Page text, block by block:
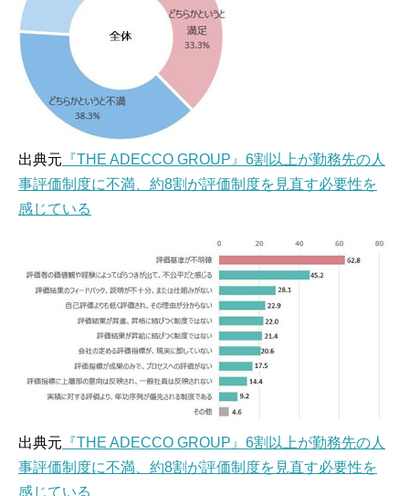
出典元 『THE ADECCO GROUP』6割以上が勤務先の人
事評価制度に不満、約8割が評価制度を見直す必要性を
感じている
出典元 『THE ADECCO GROUP』6割以上が勤務先の人
事評価制度に不満、約8割が評価制度を見直す必要性を
感じている